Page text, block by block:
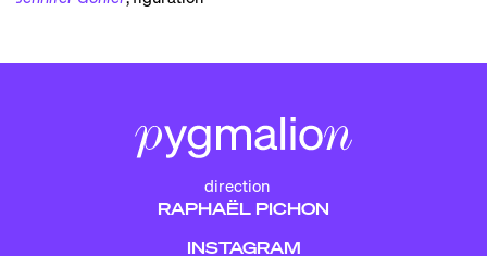
direction
RAPHAËL PICHON
INSTAGRAM